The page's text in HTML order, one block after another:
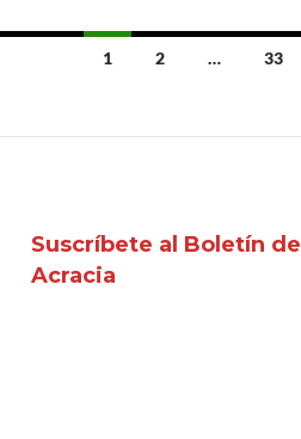
las
1 2 … 33
Suscríbete al Boletín de
Acracia